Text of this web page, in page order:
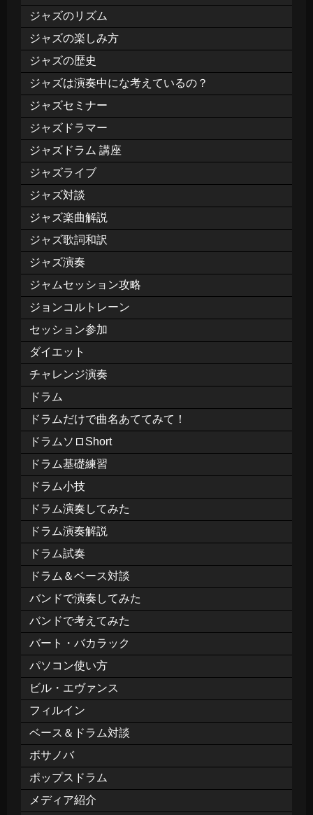
ジャズのリズム
ジャズの楽しみ方
ジャズの歴史
ジャズは演奏中にな考えているの？
ジャズセミナー
ジャズドラマー
ジャズドラム 講座
ジャズライブ
ジャズ対談
ジャズ楽曲解説
ジャズ歌詞和訳
ジャズ演奏
ジャムセッション攻略
ジョンコルトレーン
セッション参加
ダイエット
チャレンジ演奏
ドラム
ドラムだけで曲名あててみて！
ドラムソロShort
ドラム基礎練習
ドラム小技
ドラム演奏してみた
ドラム演奏解説
ドラム試奏
ドラム＆ベース対談
バンドで演奏してみた
バンドで考えてみた
バート・バカラック
パソコン使い方
ビル・エヴァンス
フィルイン
ベース＆ドラム対談
ボサノバ
ポップスドラム
メディア紹介